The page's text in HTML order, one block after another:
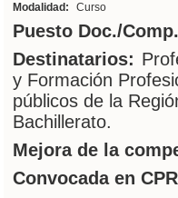
Modalidad: Curso
Puesto Doc./
Destinatarios:
y Formación
públicos de la
Bachillerato.
Mejora de la
Convocada en